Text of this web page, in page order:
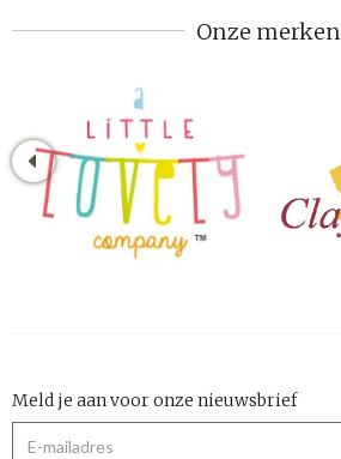
Onze merken
Meld je aan voor onze nieuwsbrief